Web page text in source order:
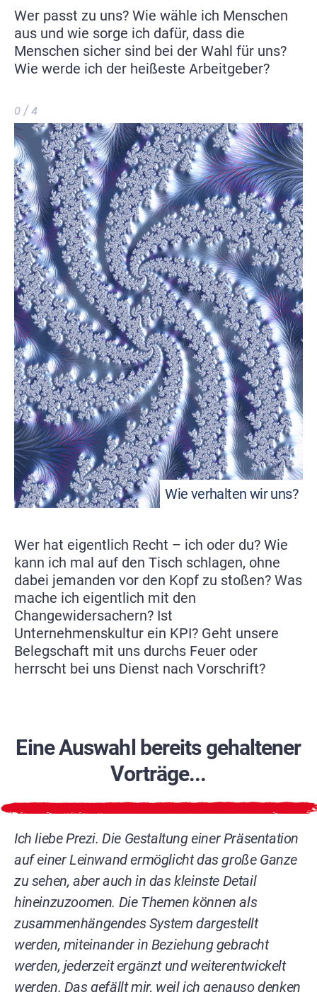
Wer passt zu uns? Wie wähle ich Menschen
aus und wie sorge ich dafür, dass die
Menschen sicher sind bei der Wahl für uns?
Wie werde ich der heißeste Arbeitgeber?
0 / 4
Wie verhalten wir uns?
Wer hat eigentlich Recht – ich oder du? Wie
kann ich mal auf den Tisch schlagen, ohne
dabei jemanden vor den Kopf zu stoßen? Was
mache ich eigentlich mit den
Changewidersachern? Ist
Unternehmenskultur ein KPI? Geht unsere
Belegschaft mit uns durchs Feuer oder
herrscht bei uns Dienst nach Vorschrift?
Eine Auswahl bereits gehaltener
Vorträge...
Ich liebe Prezi. Die Gestaltung einer Präsentation
auf einer Leinwand ermöglicht das große Ganze
zu sehen, aber auch in das kleinste Detail
hineinzuzoomen. Die Themen können als
zusammenhängendes System dargestellt
werden, miteinander in Beziehung gebracht
werden, jederzeit ergänzt und weiterentwickelt
werden. Das gefällt mir, weil ich genauso denken